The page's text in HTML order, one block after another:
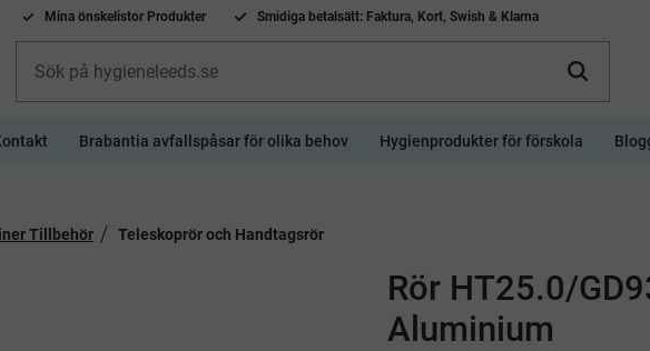
Mina önskelistor Produkter Smidiga betalsätt: Faktura, Kort, Swish & Klarna
Brabantia avfallspåsar för olika behov Hygienprodukter för förskola
Tillbehör Teleskoprör och Handtagsrör
Rör HT25.0/
Aluminium